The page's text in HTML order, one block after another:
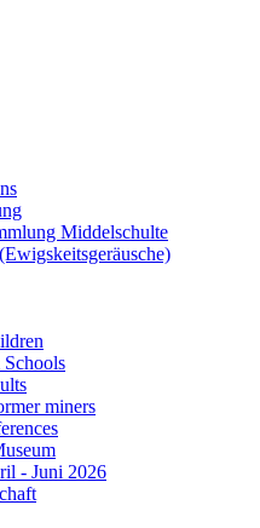
Middelschulte
miners
- Juni 2026